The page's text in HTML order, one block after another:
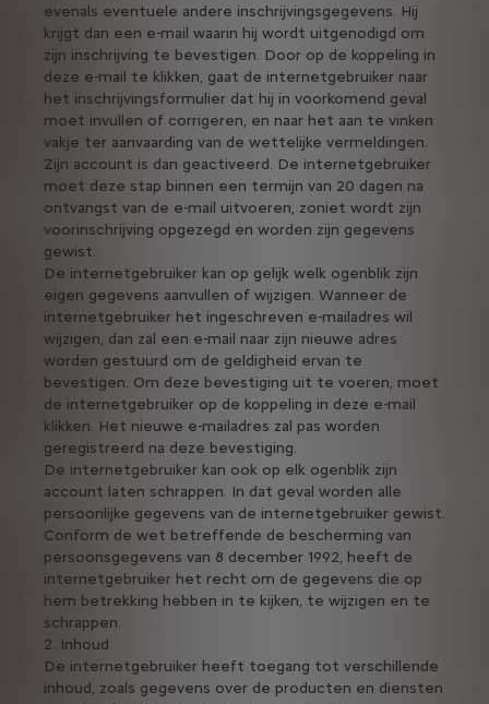
evenals eventuele andere inschrijvingsgegevens. Hij
krijgt dan een e-mail waarin hij wordt uitgenodigd om
zijn inschrijving te bevestigen. Door op de koppeling in
deze e-mail te klikken, gaat de internetgebruiker naar
het inschrijvingsformulier dat hij in voorkomend geval
moet invullen of corrigeren, en naar het aan te vinken
vakje ter aanvaarding van de wettelijke vermeldingen.
Zijn account is dan geactiveerd. De internetgebruiker
moet deze stap binnen een termijn van 20 dagen na
ontvangst van de e-mail uitvoeren, zoniet wordt zijn
voorinschrijving opgezegd en worden zijn gegevens
gewist.
De internetgebruiker kan op gelijk welk ogenblik zijn
eigen gegevens aanvullen of wijzigen. Wanneer de
internetgebruiker het ingeschreven e-mailadres wil
wijzigen, dan zal een e-mail naar zijn nieuwe adres
worden gestuurd om de geldigheid ervan te
bevestigen. Om deze bevestiging uit te voeren, moet
de internetgebruiker op de koppeling in deze e-mail
klikken. Het nieuwe e-mailadres zal pas worden
geregistreerd na deze bevestiging.
De internetgebruiker kan ook op elk ogenblik zijn
account laten schrappen. In dat geval worden alle
persoonlijke gegevens van de internetgebruiker gewist.
Conform de wet betreffende de bescherming van
persoonsgegevens van 8 december 1992, heeft de
internetgebruiker het recht om de gegevens die op
hem betrekking hebben in te kijken, te wijzigen en te
schrappen.
2. Inhoud
De internetgebruiker heeft toegang tot verschillende
inhoud, zoals gegevens over de producten en diensten